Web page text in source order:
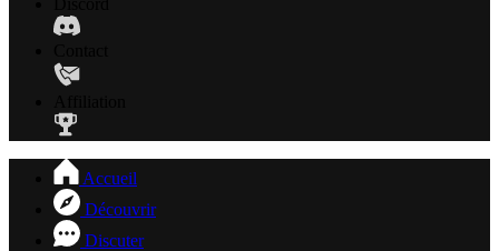
Accueil
Découvrir
Discuter